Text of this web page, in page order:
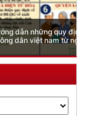
định mới trong lĩnh
từ ngày 01/7/2026